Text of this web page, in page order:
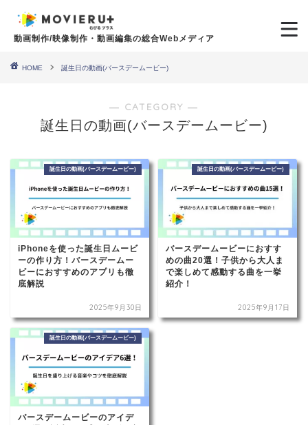
動画制作/映像制作・動画編集の総合Webメディア
HOME 誕生日の動画(バースデームービー)
― CATEGORY ―
誕生日の動画(バースデームービー)
誕生日の動画(バースデームービー)
iPhoneを使った誕生日ムービ
ーの作り方！バースデームー
ビーにおすすめのアプリも徹
底解説
2025年9月30日
誕生日の動画(バースデームービー)
バースデームービーにおすす
めの曲20選！子供から大人ま
で楽しめて感動する曲を一挙
紹介！
2025年9月17日
誕生日の動画(バースデームービー)
バースデームービーのアイデ